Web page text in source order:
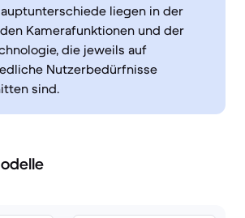
liegen in der
Kamerafunktionen und der
die jeweils auf
Nutzerbedürfnisse
sind.